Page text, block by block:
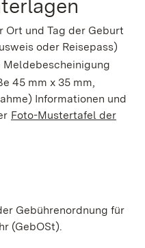
und Tag der Geburt
oder Reisepass)
45 mm x 35 mm,
Informationen und
Foto-Mustertafel der
einem neuen Fenster
Gebührenordnung für
(GebOSt).